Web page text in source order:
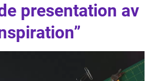
presentation av